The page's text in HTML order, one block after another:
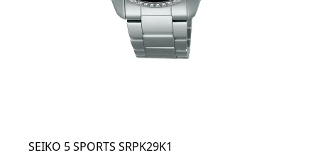
SEIKO 5 SPORTS SRPK29K1